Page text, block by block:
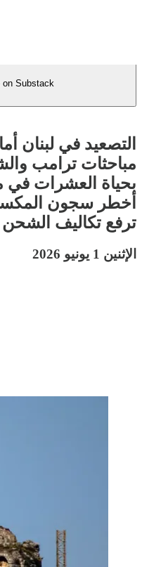
on Substack
التصعيد في لبنان
مباحثات ترامب
بحياة العشرات في
أخطر سجون
ترفع تكاليف
الإثنين 1 يونيو 2026